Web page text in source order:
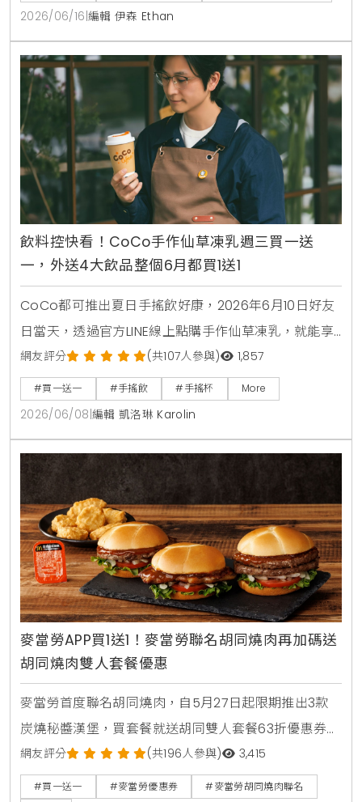
周年紀念熊。7月9日更將於台北大稻埕開設復古主題快
閃店，重現經典時代場景。
2026/06/16 編輯 伊森 Ethan
飲料控快看！CoCo手作仙草凍乳週三買一送
一，外送4大飲品整個6月都買1送1
CoCo都可推出夏日手搖飲好康，2026年6月10日好友
日當天，透過官方LINE線上點購手作仙草凍乳，就能享
有第2杯0元買1送1優惠。另外整個6月份，foodpanda
外送平台也同步推出茉香凍奶綠、芒果綠茶、四季珍椰
青、粉角生椰拿鐵等4大品項買1送1，讓大家在炎熱夏天
不用出門也能省錢消暑。
網友評分 (共107人參與) 1,857
#買一送一 #手搖飲 #手搖杯 More
2026/06/08 編輯 凱洛琳 Karolin
麥當勞APP買1送1！麥當勞聯名胡同燒肉再加碼送
胡同燒肉雙人套餐優惠
麥當勞首度聯名胡同燒肉，自5月27日起限期推出3款
炭燒秘醬漢堡，買套餐就送胡同雙人套餐63折優惠券。
人氣捲捲薯條同步回歸，還有西西里金選冰美式全新登
場，搭配APP年中慶享買1送1。
網友評分 (共196人參與) 3,415
#買一送一 #麥當勞優惠券
#麥當勞胡同燒肉聯名